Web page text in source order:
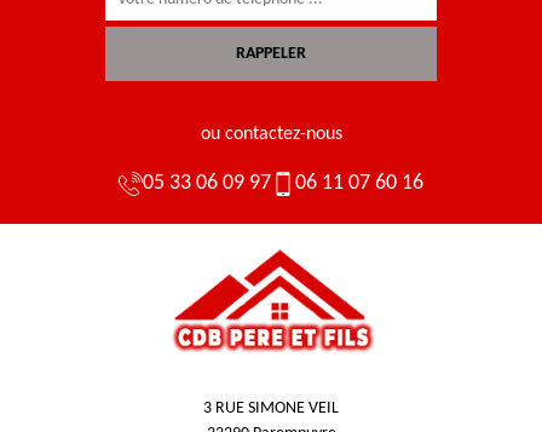
ou contactez-nous
05 33 06 09 97 06 11 07 60 16
3 RUE SIMONE VEIL